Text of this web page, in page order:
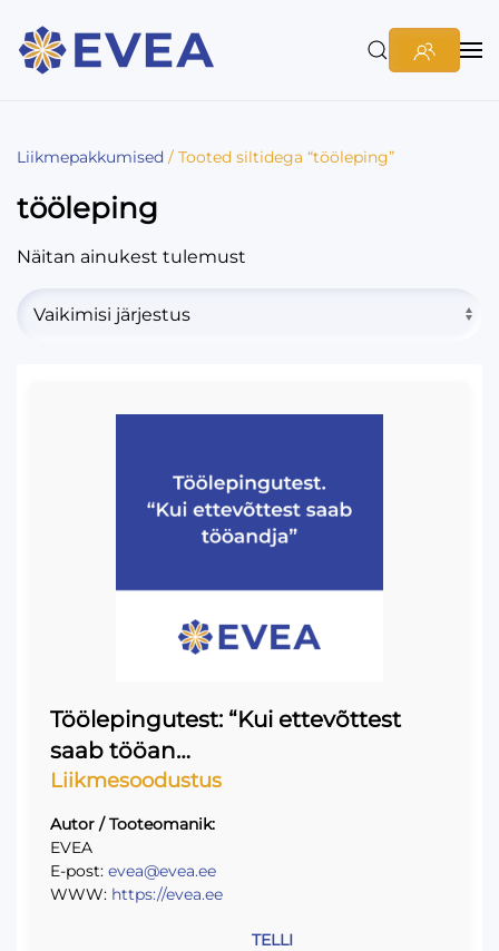
Liikmepakkumised / Tooted siltidega “tööleping”
tööleping
Näitan ainukest tulemust
Töölepingutest: “Kui ettevõttest
saab tööan…
Liikmesoodustus
Autor / Tooteomanik:
EVEA
E-post: evea@evea.ee
WWW: https://evea.ee
TELLI